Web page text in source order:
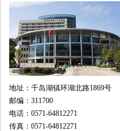
地址：千岛湖镇环湖北路1869号
邮编：311700
电话：0571-64812271
传真：0571-64812271